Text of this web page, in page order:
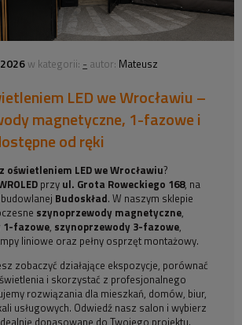
w kategorii: - autor: Mateusz
LED we Wrocławiu –
magnetyczne, 1-fazowe i
od ręki
oświetleniem LED we Wrocławiu?
przy ul. Grota Roweckiego 168, na
Budoskład. W naszym sklepie
szynoprzewody magnetyczne,
1-fazowe, szynoprzewody 3-fazowe,
liniowe oraz pełny osprzęt montażowy.
zobaczyć działające ekspozycje, porównać
i skorzystać z profesjonalnego
rozwiązania dla mieszkań, domów, biur,
usługowych. Odwiedź nasz salon i wybierz